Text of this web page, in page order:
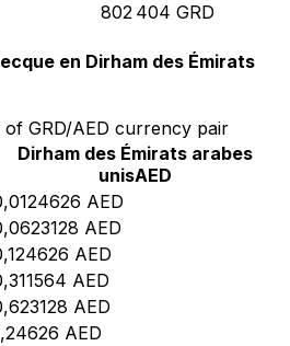
802 404 GRD
en Dirham des Émirats
of GRD/AED currency pair
Dirham des Émirats arabes
unisAED
AED
AED
AED
AED
AED
AED